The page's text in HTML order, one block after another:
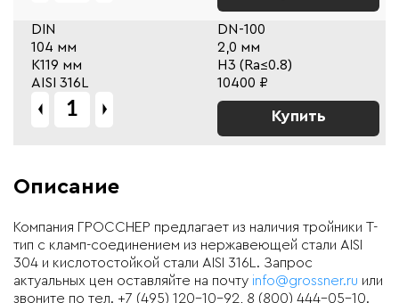
DIN
DN-100
104 мм
2,0 мм
К119 мм
Н3 (Ra≤0.8)
AISI 316L
10400 ₽
Купить
Описание
Компания ГРОССНЕР предлагает из наличия тройники T-
тип с кламп-соединением из нержавеющей стали AISI
304 и кислотостойкой стали AISI 316L. Запрос
актуальных цен оставляйте на почту info@grossner.ru или
звоните по тел. +7 (495) 120-10-92, 8 (800) 444-05-10.